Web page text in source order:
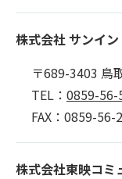
株式会社 サンイ
〒689-3403 鳥
TEL： 0859-56-
FAX：0859-56-
株式会社東映コミ